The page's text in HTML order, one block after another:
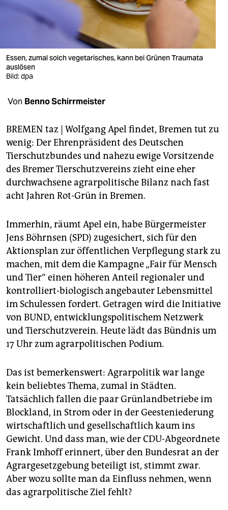
veranstaltungen
shop
fragen & hilfe
genossenschaft
epaper login
Essen, zumal solch vegetarisches, kann bei Grünen Traumata
auslösen
Bild: dpa
Von Benno Schirrmeister
BREMEN taz | Wolfgang Apel findet, Bremen tut zu
wenig: Der Ehrenpräsident des Deutschen
Tierschutzbundes und nahezu ewige Vorsitzende
des Bremer Tierschutzvereins zieht eine eher
durchwachsene agrarpolitische Bilanz nach fast
acht Jahren Rot-Grün in Bremen.
Immerhin, räumt Apel ein, habe Bürgermeister
Jens Böhrnsen (SPD) zugesichert, sich für den
Aktionsplan zur öffentlichen Verpflegung stark zu
machen, mit dem die Kampagne „Fair für Mensch
und Tier“ einen höheren Anteil regionaler und
kontrolliert-biologisch angebauter Lebensmittel
im Schulessen fordert. Getragen wird die Initiative
von BUND, entwicklungspolitischem Netzwerk
und Tierschutzverein. Heute lädt das Bündnis um
17 Uhr zum agrarpolitischen Podium.
Das ist bemerkenswert: Agrarpolitik war lange
kein beliebtes Thema, zumal in Städten.
Tatsächlich fallen die paar Grünlandbetriebe im
Blockland, in Strom oder in der Geesteniederung
wirtschaftlich und gesellschaftlich kaum ins
Gewicht. Und dass man, wie der CDU-Abgeordnete
Frank Imhoff erinnert, über den Bundesrat an der
Agrargesetzgebung beteiligt ist, stimmt zwar.
Aber wozu sollte man da Einfluss nehmen, wenn
das agrarpolitische Ziel fehlt?